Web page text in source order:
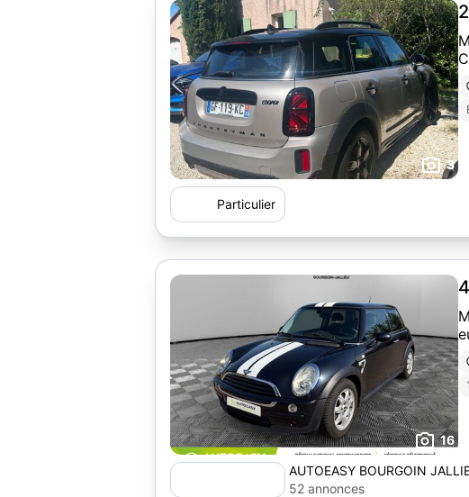
3
Particulier
16
AUTOEASY BOURGOIN
52 annonces